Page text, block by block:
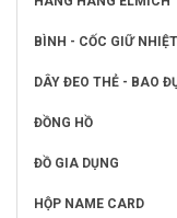
BÌNH - CỐC GIỮ NHIỆT
DÂY ĐEO THẺ - BAO
ĐỒNG HỒ
ĐỒ GIA DỤNG
HỘP NAME CARD